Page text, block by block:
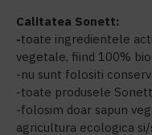
Calitatea Sonett:
-toate ingredientele
vegetale, fiind 100%
-nu sunt folositi
-toate produsele
-folosim doar sapun
agricultura ecologica si/